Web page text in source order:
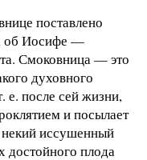
поставлено
об Иосифе —
Смоковница — это
духовного
е. после сей жизни,
и посылает
некий иссушенный
плода